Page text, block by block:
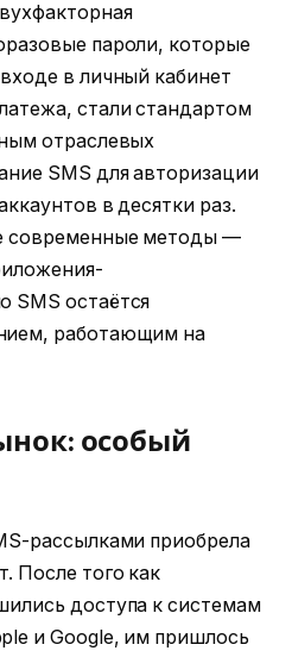
пароли, которые
в личный кабинет
стали стандартом
отраслевых
SMS для авторизации
в десятки раз.
современные методы —
SMS остаётся
работающим на
особый
рассылками приобрела
После того как
доступа к системам
и Google, им пришлось